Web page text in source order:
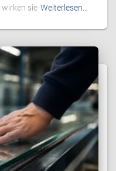
sie Weiterlesen…